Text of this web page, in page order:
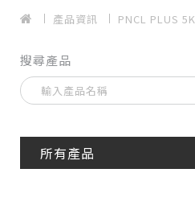
產品資訊 PNCL PLUS 5K
搜尋產品
所有產品